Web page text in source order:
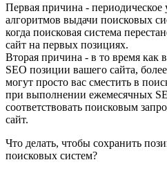
Первая причина - периодическое
алгоритмов выдачи поисковых
когда поисковая система
сайт на первых позициях.
Вторая причина - в то время как
SEO позиции вашего сайта,
могут просто вас сместить в
при выполнении ежемесячных
соответствовать поисковым
сайт.
Что делать, чтобы сохранить
поисковых систем?